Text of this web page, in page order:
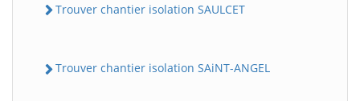
Trouver chantier isolation SAULCET
Trouver chantier isolation SAiNT-ANGEL